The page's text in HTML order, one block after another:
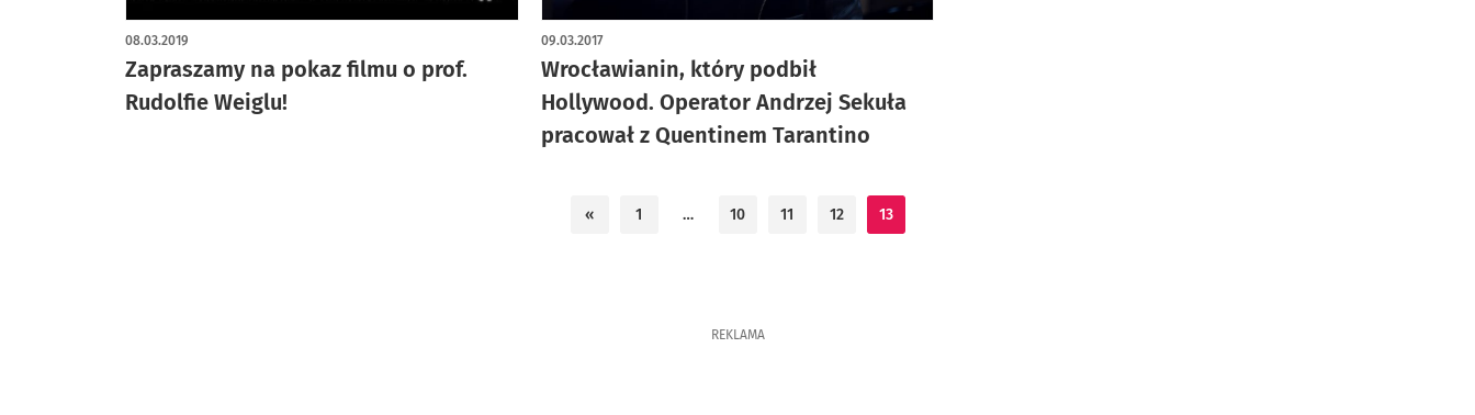
Zapraszamy na pokaz filmu o prof.
Rudolfie Weiglu!
08.03.2019
Wrocławianin, który podbił
Hollywood. Operator Andrzej Sekuła
pracował z Quentinem Tarantino
09.03.2017
« 1 … 10 11 12 13
REKLAMA